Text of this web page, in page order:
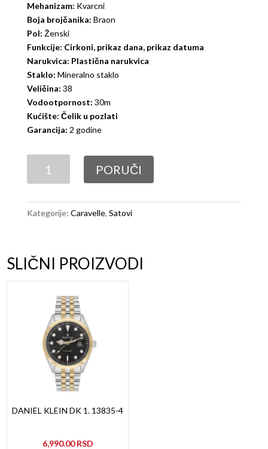
Mehanizam: Kvarcni
Boja brojčanika: Braon
Pol: Ženski
Funkcije: Cirkoni, prikaz dana, prikaz datuma
Narukvica: Plastična narukvica
Staklo: Mineralno staklo
Veličina: 38
Vodootpornost: 30m
Kućište: Čelik u pozlati
Garancija: 2 godine
44N102
PORUČI
Kategorije: Caravelle, Satovi
SLIČNI PROIZVODI
DANIEL KLEIN DK 1. 13835-4
6,990.00